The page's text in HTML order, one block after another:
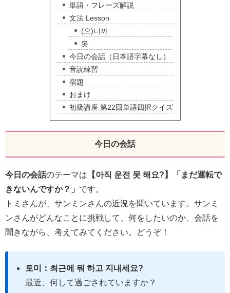
単語・フレーズ解説
文法 Lesson
(으)니까
못
今日の会話（日本語字幕なし）
音読練習
宿題
おまけ
初級講座 第22回単語四択クイズ
今日の会話
今日の会話のテーマは 【아직 운전 못 해요?】「まだ運転で
きないんですか？」 です。
トミさんが、サンミンさんの近況を聞いています。サンミ
ンさんがどんなことに挑戦して、何をしたいのか、会話を
聞きながら、考えてみてください。どうぞ！
토미：최근에 뭐 하고 지내세요?
最近、何して過ごされていますか？